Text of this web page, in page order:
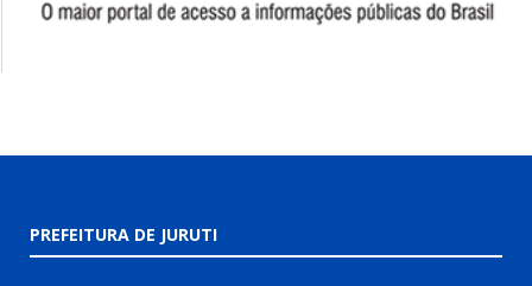
PREFEITURA DE JURUTI